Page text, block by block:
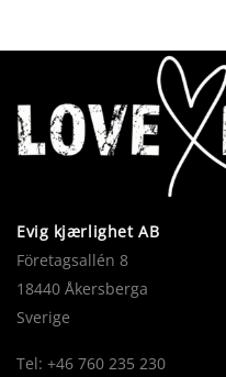
Evig kjærlighet AB
Företagsallén 8
18440 Åkersberga
Sverige
Tel: +46 760 235 230